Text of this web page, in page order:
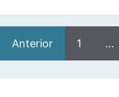
Anterior 1 …